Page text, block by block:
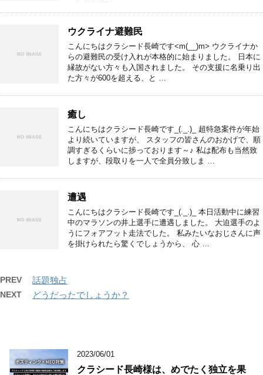
ウクライナ避難民
こんにちはクラシード長崎です<m(__)m> ウクライナか
らの避難民の受け入れが本格的に始まりました。 日本に
縁故がない方々も入国されました。 その支援に名乗り出
た方々が600を超える、と …
癒し
こんにちはクラシード長崎です_(._.)_ 超特急案件が年始
より続いていますが、 スタッフの皆さんのおかげで、順
調すぎるくらいに捗っております～♪ 私は配布も当然致
しますが、段取りを一人で全員分致しま …
遭遇
こんにちはクラシード長崎です_(._.)_ 本日活動中に練習
中のマラソンの井上選手に遭遇しました。 大迫選手のよ
うにフォアフット走法でした。 私みたいなおじさんに声
を掛けられたら驚くでしょうから、 心 …
PREV 話題独占
NEXT どうだったでしょうか？
2023/06/01
クラシード長崎様は、めでたく独立を果